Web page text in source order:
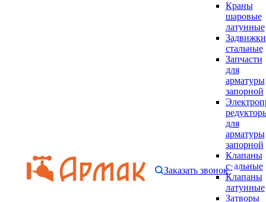
Краны
шаровые
латунные
Задвижки
стальные
Запчасти
для
арматуры
запорной
для
арматуры
запорной
Клапаны
стальные
Клапаны
латунные
Затворы
Заказать звонок